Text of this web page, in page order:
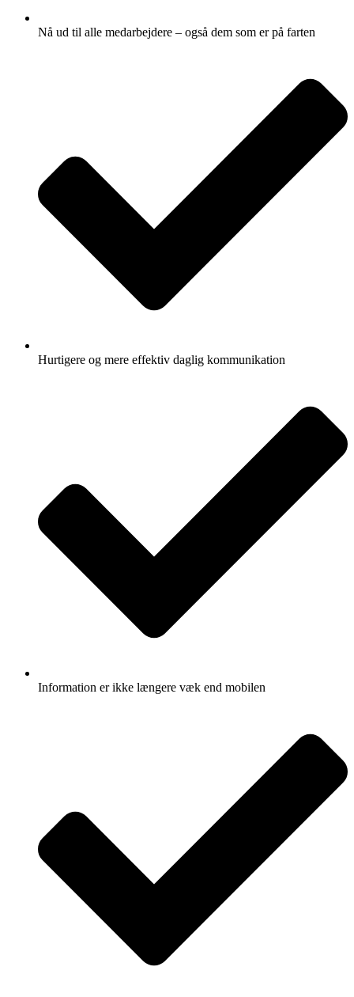
Nå ud til alle medarbejdere – også dem som er på farten
Hurtigere og mere effektiv daglig kommunikation
Information er ikke længere væk end mobilen